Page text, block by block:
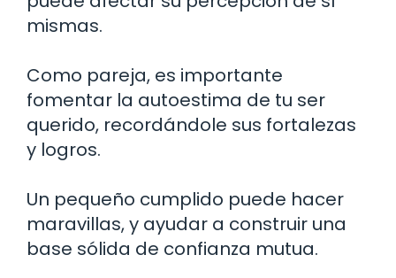
mismas.
Como pareja, es importante
fomentar la autoestima de tu ser
querido, recordándole sus fortalezas
y logros.
Un pequeño cumplido puede hacer
maravillas, y ayudar a construir una
base sólida de confianza mutua.